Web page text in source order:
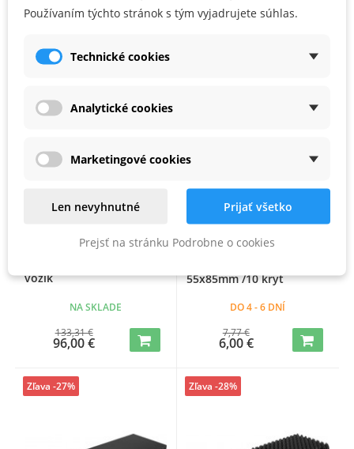
vozík
NA SKLADE
133,31 €
96,00 €
55x85mm /10 kryt
DO 4 - 6 DNÍ
7,77 €
6,00 €
Zľava -27% Zľava -28%
Používaním týchto stránok s tým vyjadrujete súhlas.
Technické cookies
Analytické cookies
Marketingové cookies
Len nevyhnutné Prijať všetko
Prejsť na stránku Podrobne o cookies